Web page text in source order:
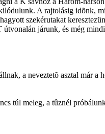
A rajtolásig idõnk,
szekérutakat
járunk, és még
a neveztetõ asztal már
túl meleg, a tûznél